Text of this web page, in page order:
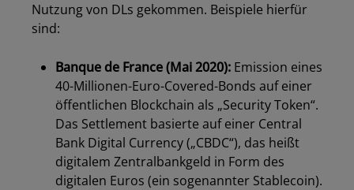
Nutzung von DLs gekommen. Beispiele hierfür
sind:
Banque de France (Mai 2020): Emission eines
40-Millionen-Euro-Covered-Bonds auf einer
öffentlichen Blockchain als „Security Token“.
Das Settlement basierte auf einer Central
Bank Digital Currency („CBDC“), das heißt
digitalem Zentralbankgeld in Form des
digitalen Euros (ein sogenannter Stablecoin).